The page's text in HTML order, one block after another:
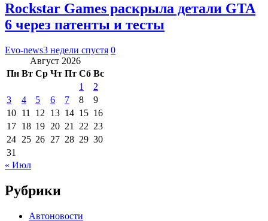
Rockstar Games раскрыла детали GTA
6 через патенты и тесты
Evo-news3 недели спустя 0
Август 2026
Пн Вт Ср Чт Пт Сб Вс
1
2
3
4 5 6 7 8
9
10 11 12 13 14 15 16
17 18 19 20 21 22 23
24 25 26 27 28 29 30
31
« Июл
Рубрики
Автоновости